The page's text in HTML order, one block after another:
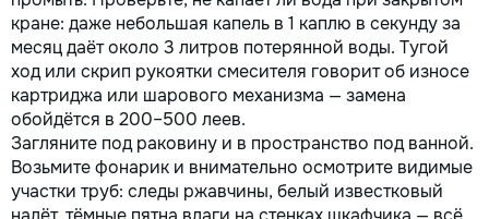
кране: даже небольшая капель в 1 каплю в секунду за
месяц даёт около 3 литров потерянной воды. Тугой
ход или скрип рукоятки смесителя говорит об износе
картриджа или шарового механизма — замена
обойдётся в 200–500 леев.
Загляните под раковину и в пространство под ванной.
Возьмите фонарик и внимательно осмотрите видимые
участки труб: следы ржавчины, белый известковый